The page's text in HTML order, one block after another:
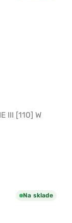
III [110] W
Na sklade